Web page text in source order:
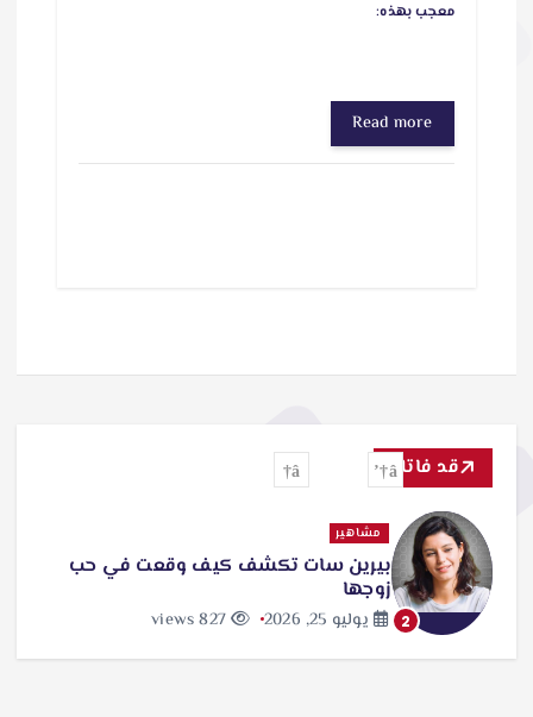
معجب بهذه:
Read more
قد فاتك
2
مشاهير
بيرين سات تكشف كيف وقعت في حب
زوجها
يوليو 25, 2026 827 views